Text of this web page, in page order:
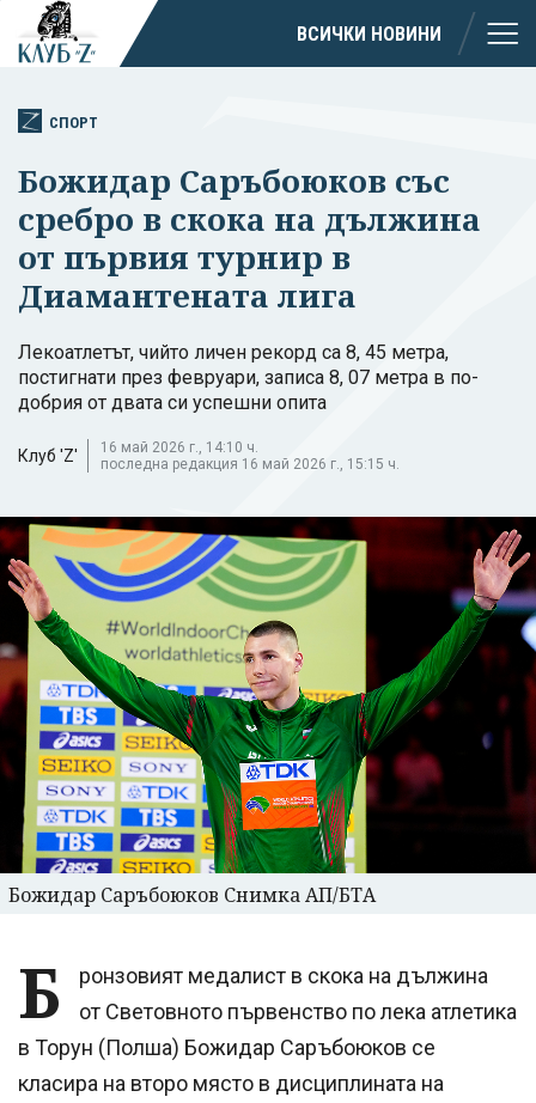
ВСИЧКИ НОВИНИ
СПОРТ
Божидар Саръбоюков със
сребро в скока на дължина
от първия турнир в
Диамантената лига
Лекоатлетът, чийто личен рекорд са 8, 45 метра,
постигнати през февруари, записа 8, 07 метра в по-
добрия от двата си успешни опита
Клуб 'Z'
16 май 2026 г., 14:10 ч.
последна редакция 16 май 2026 г., 15:15 ч.
Божидар Саръбоюков Снимка АП/БТА
Б
ронзовият медалист в скока на дължина
от Световното първенство по лека атлетика
в Торун (Полша) Божидар Саръбоюков се
класира на второ място в дисциплината на